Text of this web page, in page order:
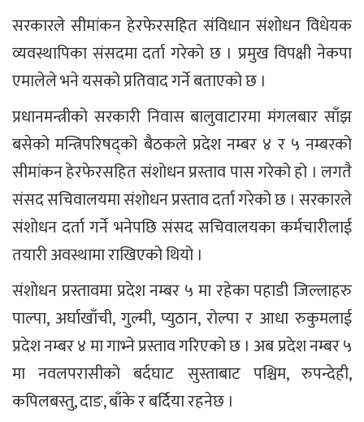
सरकारले सीमांकन हेरफेरसहित संविधान संशोधन विधेयक
व्यवस्थापिका संसदमा दर्ता गरेको छ । प्रमुख विपक्षी नेकपा
एमालेले भने यसको प्रतिवाद गर्ने बताएको छ ।
प्रधानमन्त्रीको सरकारी निवास बालुवाटारमा मंगलबार साँझ
बसेको मन्त्रिपरिषद्को बैठकले प्रदेश नम्बर ४ र ५ नम्बरको
सीमांकन हेरफेरसहित संशोधन प्रस्ताव पास गरेको हो । लगतै
संसद सचिवालयमा संशोधन प्रस्ताव दर्ता गरेको छ । सरकारले
संशोधन दर्ता गर्ने भनेपछि संसद सचिवालयका कर्मचारीलाई
तयारी अवस्थामा राखिएको थियो ।
संशोधन प्रस्तावमा प्रदेश नम्बर ५ मा रहेका पहाडी जिल्लाहरु
पाल्पा, अर्घाखाँची, गुल्मी, प्युठान, रोल्पा र आधा रुकुमलाई
प्रदेश नम्बर ४ मा गाभ्ने प्रस्ताव गरिएको छ । अब प्रदेश नम्बर ५
मा नवलपरासीको बर्दघाट सुस्ताबाट पश्चिम, रुपन्देही,
कपिलबस्तु, दाङ, बाँके र बर्दिया रहनेछ ।